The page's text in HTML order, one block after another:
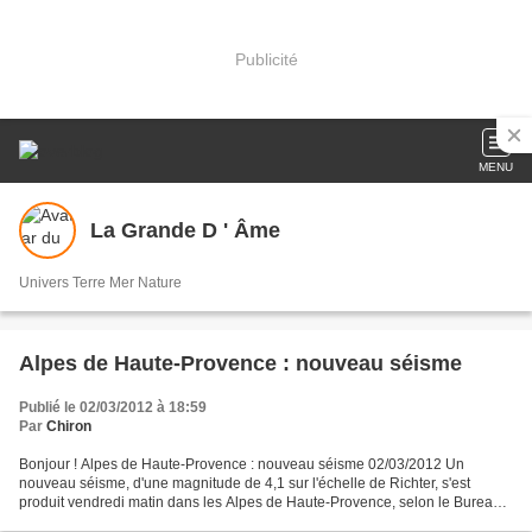
Publicité
MENU
La Grande D ' Âme
Univers Terre Mer Nature
Alpes de Haute-Provence : nouveau séisme
Publié le 02/03/2012 à 18:59
Par Chiron
Bonjour ! Alpes de Haute-Provence : nouveau séisme 02/03/2012 Un
nouveau séisme, d'une magnitude de 4,1 sur l'échelle de Richter, s'est
produit vendredi matin dans les Alpes de Haute-Provence, selon le Bureau